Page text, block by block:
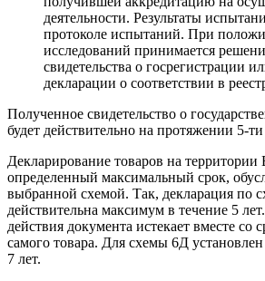
деятельности. Результаты
протоколе испытаний. При
исследований принимается
свидетельства о госрегистрации
декларации о соответствии в
Полученное свидетельство о
будет действительно на протяжении 5-ти
Декларирование товаров на
определенный максимальный срок,
выбранной схемой. Так, декларация по
действительна максимум в течение 5
действия документа истекает вместе со
самого товара. Для схемы 6Д
7 лет.